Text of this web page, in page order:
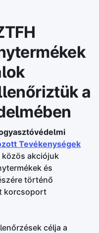
a
Tevékenységek
közös akciójuk
és
történő
korcsoport
célja a